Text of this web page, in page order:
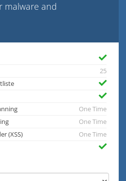
malware and
25
One Time
One Time
(XSS)
One Time